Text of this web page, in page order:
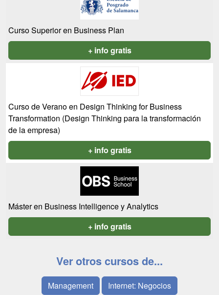
Curso Superior en Business Plan
+ info gratis
Curso de Verano en Design Thinking for Business
Transformation (Design Thinking para la transformación
de la empresa)
+ info gratis
Máster en Business Intelligence y Analytics
+ info gratis
Ver otros cursos de...
Management Internet: Negocios